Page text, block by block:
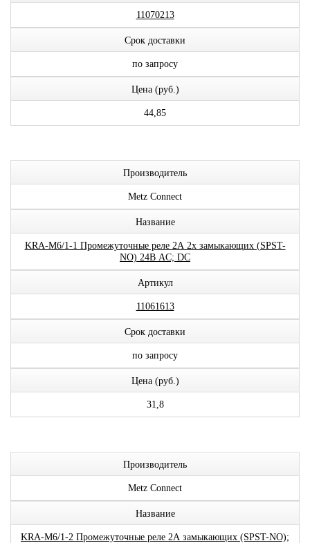
11070213
Срок доставки
по запросу
Цена (руб.)
44,85
Производитель
Metz Connect
Название
KRA-M6/1-1 Промежуточные реле 2А 2x замыкающих (SPST-
NO) 24В AC; DC
Артикул
11061613
Срок доставки
по запросу
Цена (руб.)
31,8
Производитель
Metz Connect
Название
KRA-M6/1-2 Промежуточные реле 2А замыкающих (SPST-NO);